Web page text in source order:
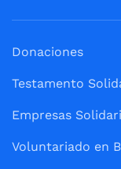
Donaciones
Testamento
Empresas
Voluntariado en